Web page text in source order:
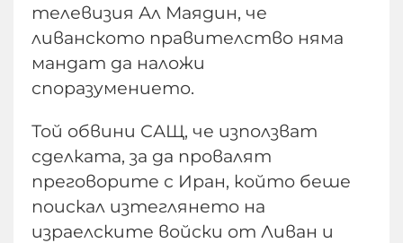
телевизия Ал Маядин, че
ливанското правителство няма
мандат да наложи
споразумението.
Той обвини САЩ, че използват
сделката, за да провалят
преговорите с Иран, който беше
поискал изтеглянето на
израелските войски от Ливан и